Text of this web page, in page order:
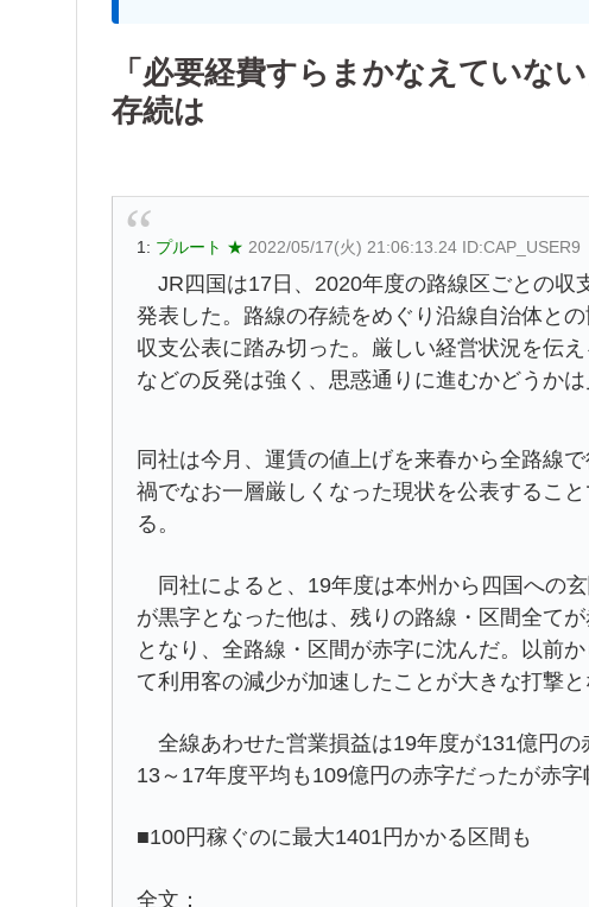
「必要経費すらまかなえていな
存続は
1: プルート ★ 2022/05/17(火) 21:06:13.24 ID:CAP_USER9
JR四国は17日、2020年度の路線区ごとの収
発表した。路線の存続をめぐり沿線自治体と
収支公表に踏み切った。厳しい経営状況を伝
などの反発は強く、思惑通りに進むかどうかは
同社は今月、運賃の値上げを来春から全路線
禍でなお一層厳しくなった現状を公表するこ
る。
同社によると、19年度は本州から四国への
が黒字となった他は、残りの路線・区間全て
となり、全路線・区間が赤字に沈んだ。以前
て利用客の減少が加速したことが大きな打撃と
全線あわせた営業損益は19年度が131億円の
13～17年度平均も109億円の赤字だったが赤字
■100円稼ぐのに最大1401円かかる区間も
全文：